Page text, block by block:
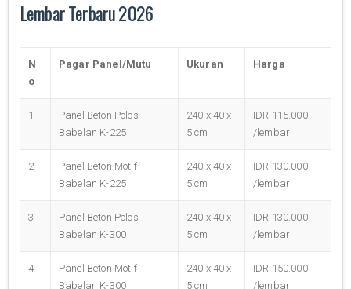
Lembar Terbaru 2026
N
o
Pagar Panel/Mutu Ukuran Harga
1
Panel Beton Polos
Babelan K-225
240 x 40 x
5 cm
IDR 115.000
/lembar
2
Panel Beton Motif
Babelan K-225
240 x 40 x
5 cm
IDR 130.000
/lembar
3
Panel Beton Polos
Babelan K-300
240 x 40 x
5 cm
IDR 130.000
/lembar
4
Panel Beton Motif
Babelan K-300
240 x 40 x
5 cm
IDR 150.000
/lembar